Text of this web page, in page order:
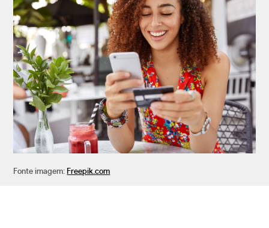
Fonte imagem: Freepik.com